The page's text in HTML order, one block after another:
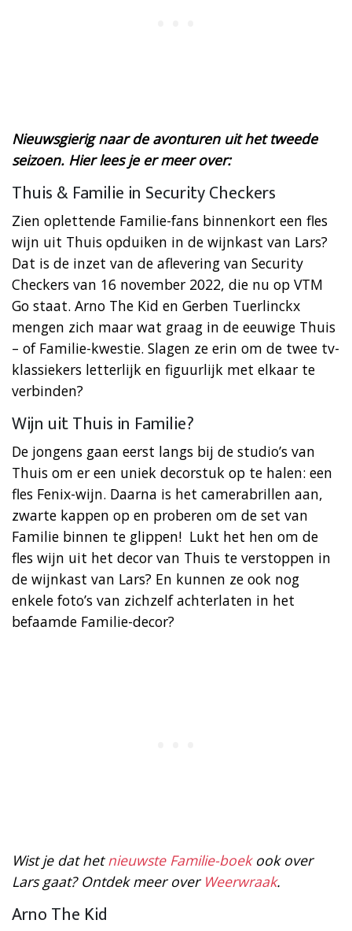
Nieuwsgierig naar de avonturen uit het tweede
seizoen. Hier lees je er meer over:
Thuis & Familie in Security Checkers
Zien oplettende Familie-fans binnenkort een fles
wijn uit Thuis opduiken in de wijnkast van Lars?
Dat is de inzet van de aflevering van Security
Checkers van 16 november 2022, die nu op VTM
Go staat. Arno The Kid en Gerben Tuerlinckx
mengen zich maar wat graag in de eeuwige Thuis
– of Familie-kwestie. Slagen ze erin om de twee tv-
klassiekers letterlijk en figuurlijk met elkaar te
verbinden?
Wijn uit Thuis in Familie?
De jongens gaan eerst langs bij de studio’s van
Thuis om er een uniek decorstuk op te halen: een
fles Fenix-wijn. Daarna is het camerabrillen aan,
zwarte kappen op en proberen om de set van
Familie binnen te glippen! Lukt het hen om de
fles wijn uit het decor van Thuis te verstoppen in
de wijnkast van Lars? En kunnen ze ook nog
enkele foto’s van zichzelf achterlaten in het
befaamde Familie-decor?
Wist je dat hetnieuwste Familie-boekook over
Lars gaat? Ontdek meer over Weerwraak.
Arno The Kid